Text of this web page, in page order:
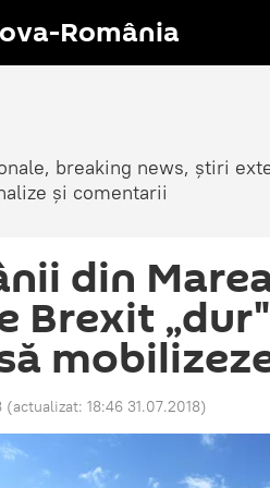
România
breaking news, știri
și comentarii
din
Brexit
(actualizat: 18:46 31.07.2018)